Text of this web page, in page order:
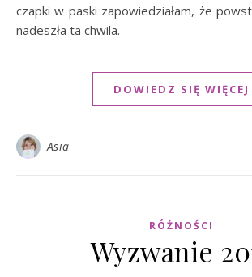
czapki w paski zapowiedziałam, że
nadeszła ta chwila.
DOWIEDZ SIĘ WIĘCEJ
Asia
RÓŻNOŚCI
Wyzwanie